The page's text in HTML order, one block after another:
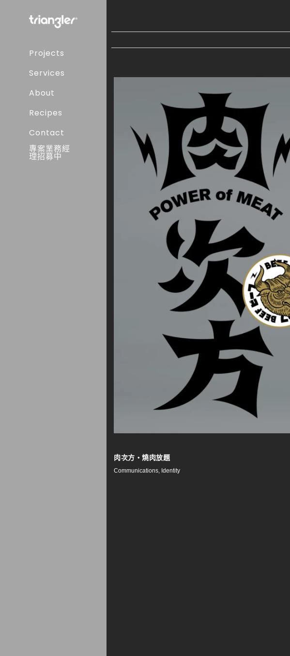
Projects
Services
About
Recipes
Contact
專案業務經
理招募中
肉次方・燒肉放題
Communications, Identity